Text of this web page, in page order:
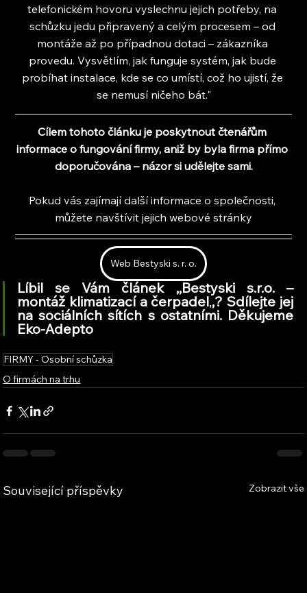
telefonickém hovoru vyslechnu jejich potřeby, na
schůzku jedu připravený a celým procesem – od
montáže až po případnou dotaci – zákazníka
provedu. Vysvětlím, jak funguje systém, jak bude
probíhat instalace, kde se co umístí, což ho ujistí, že
se nemusí ničeho bát."
Cílem tohoto článku je poskytnout čtenářům
informace o fungování firmy, aniž by byla firma přímo
doporučována – názor si udělejte sami.
Pokud vás zajímají další informace o společnosti,
můžete navštívit jejich webové stránky
Web Bestyski s. r. o.
Líbil se Vám článek ,,Bestyski s.r.o. –
montáž klimatizací a čerpadel,,? Sdílejte jej
na sociálních sítích s ostatními. Děkujeme
Eko-Adepto
FIRMY - Osobní schůzka
O firmách na trhu
Související příspěvky Zobrazit vše